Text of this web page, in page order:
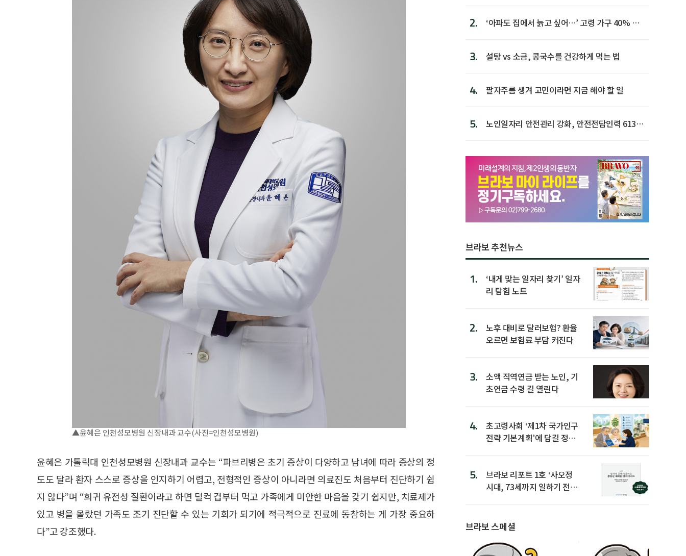
▲윤혜은 인천성모병원 신장내과 교수(사진=인천성모병원)
윤혜은 가톨릭대 인천성모병원 신장내과 교수는 “파브리병은 초기 증상이 다양하고 남녀에 따라 증상의 정
도도 달라 환자 스스로 증상을 인지하기 어렵고, 전형적인 증상이 아니라면 의료진도 처음부터 진단하기 쉽
지 않다”며 “희귀 유전성 질환이라고 하면 덜컥 겁부터 먹고 가족에게 미안한 마음을 갖기 쉽지만, 치료제가
있고 병을 몰랐던 가족도 조기 진단할 수 있는 기회가 되기에 적극적으로 진료에 동참하는 게 가장 중요하
다”고 강조했다.
2.
‘아파도 집에서 늙고 싶어…’ 고령 가구 40% 노
3. 설탕 vs 소금, 콩국수를 건강하게 먹는 법
4. 팔자주름 생겨 고민이라면 지금 해야 할 일
5.
노인일자리 안전관리 강화, 안전전담인력 613명
브라보 추천뉴스
1.
‘내게 맞는 일자리 찾기’ 일자
리 탐험 노트
2.
노후 대비로 달러보험? 환율
오르면 보험료 부담 커진다
3.
소액 직역연금 받는 노인, 기
초연금 수령 길 열린다
4.
초고령사회 ‘제1차 국가인구
전략 기본계획’에 담길 정책
5.
브라보 리포트 1호 ‘사오정
시대, 73세까지 일하기 전략’
브라보 스페셜